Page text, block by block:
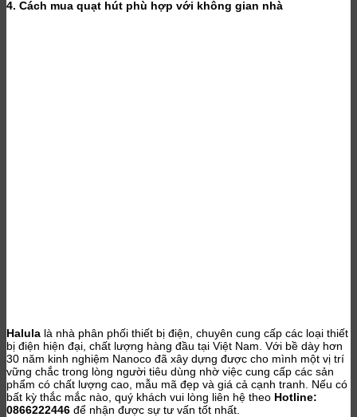
4. Cách mua quạt hút phù hợp với không gian nhà
Halula là nhà phân phối thiết bị điện, chuyên cung cấp các loại thiết
bị điện hiện đại, chất lượng hàng đầu tại Việt Nam. Với bề dày hơn
30 năm kinh nghiệm Nanoco đã xây dựng được cho mình một vị trí
vững chắc trong lòng người tiêu dùng nhờ việc cung cấp các sản
phẩm có chất lượng cao, mẫu mã đẹp và giá cả cạnh tranh. Nếu có
bất kỳ thắc mắc nào, quý khách vui lòng liên hệ theo Hotline:
0866222446 để nhận được sự tư vấn tốt nhất.